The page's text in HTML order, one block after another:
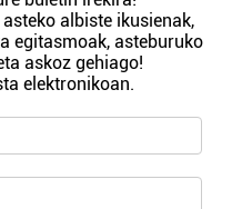
albiste ikusienak,
egitasmoak, asteburuko
askoz gehiago!
elektronikoan.